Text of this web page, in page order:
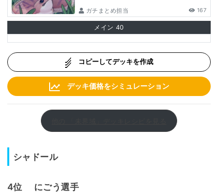
ガチまとめ担当 167
メイン 40
コピーしてデッキを作成
デッキ価格をシミュレーション
シャドール
4位 にごう選手